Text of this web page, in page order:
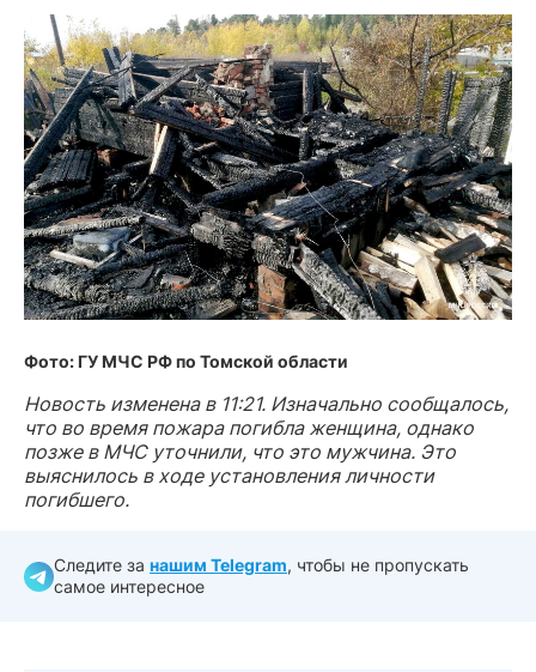
Фото: ГУ МЧС РФ по Томской области
Новость изменена в 11:21. Изначально сообщалось,
что во время пожара погибла женщина, однако
позже в МЧС уточнили, что это мужчина. Это
выяснилось в ходе установления личности
погибшего.
Следите за нашим Telegram, чтобы не пропускать
самое интересное